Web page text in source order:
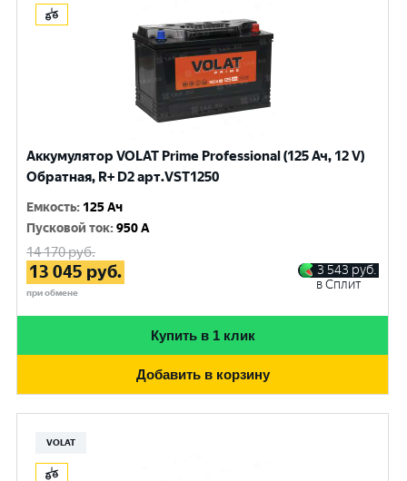
Аккумулятор VOLAT Prime Professional (125 Ач, 12 V)
Обратная, R+ D2 арт.VST1250
Емкость: 125 Ач
Пусковой ток:950 A
14 170руб.
13 045 руб.
при обмене
3 543 руб.
в Сплит
Купить в 1 клик
Добавить в корзину
VOLAT